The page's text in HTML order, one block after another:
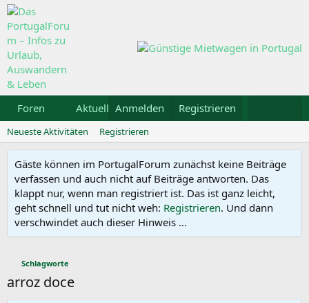
Foren Aktuelles Galerie Kalender
Anmelden Registrieren
Neueste Aktivitäten Registrieren
Gäste können im PortugalForum zunächst keine Beiträge
verfassen und auch nicht auf Beiträge antworten. Das
klappt nur, wenn man registriert ist. Das ist ganz leicht,
geht schnell und tut nicht weh: Registrieren. Und dann
verschwindet auch dieser Hinweis ...
Schlagworte
arroz doce